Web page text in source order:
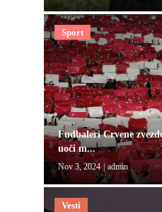
Sport
Fudbaleri Crvene
uoči m...
Nov 3, 2024 admin
Vesti